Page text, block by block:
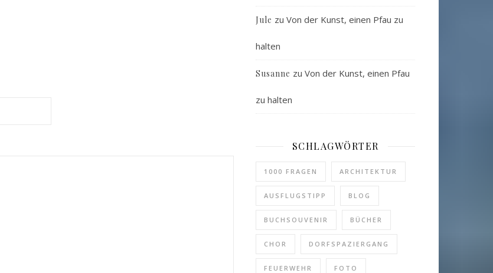
Jule zu Von der Kunst, einen Pfau zu
halten
Susanne zu Von der Kunst, einen Pfau
zu halten
SCHLAGWÖRTER
1000 FRAGEN ARCHITEKTUR
AUSFLUGSTIPP BLOG
BUCHSOUVENIR BÜCHER
CHOR DORFSPAZIERGANG
FEUERWEHR FOTO